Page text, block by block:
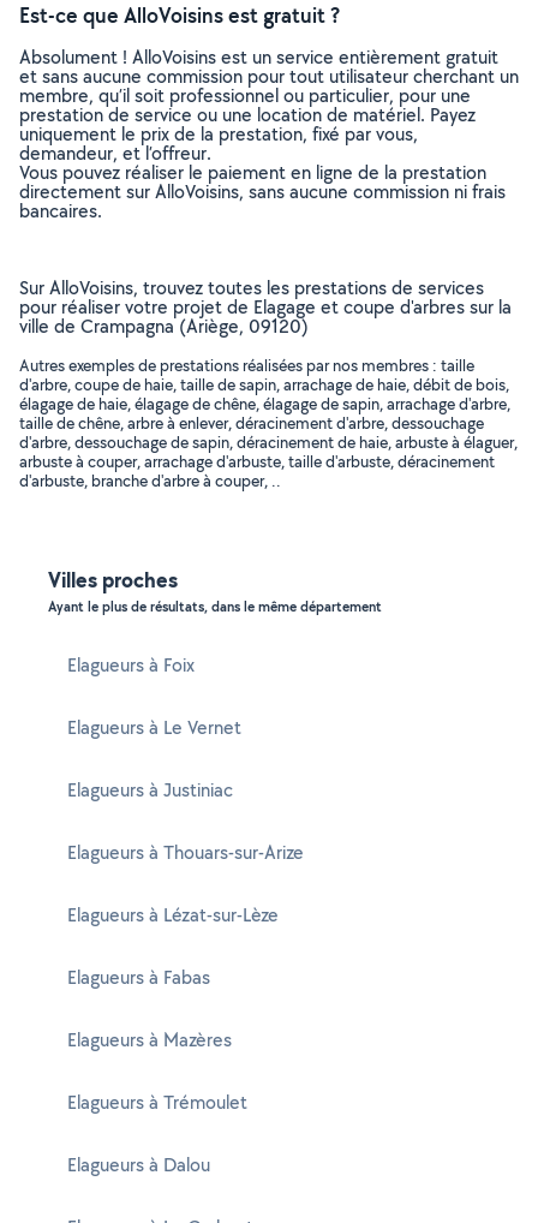
Est-ce que AlloVoisins est gratuit ?
Absolument ! AlloVoisins est un service entièrement gratuit
et sans aucune commission pour tout utilisateur cherchant un
membre, qu’il soit professionnel ou particulier, pour une
prestation de service ou une location de matériel. Payez
uniquement le prix de la prestation, fixé par vous,
demandeur, et l’offreur.
Vous pouvez réaliser le paiement en ligne de la prestation
directement sur AlloVoisins, sans aucune commission ni frais
bancaires.
Sur AlloVoisins, trouvez toutes les prestations de services
pour réaliser votre projet de Elagage et coupe d'arbres sur la
ville de Crampagna (Ariège, 09120)
Autres exemples de prestations réalisées par nos membres : taille
d'arbre, coupe de haie, taille de sapin, arrachage de haie, débit de bois,
élagage de haie, élagage de chêne, élagage de sapin, arrachage d'arbre,
taille de chêne, arbre à enlever, déracinement d'arbre, dessouchage
d'arbre, dessouchage de sapin, déracinement de haie, arbuste à élaguer,
arbuste à couper, arrachage d'arbuste, taille d'arbuste, déracinement
d'arbuste, branche d'arbre à couper, ..
Villes proches
Ayant le plus de résultats, dans le même département
Elagueurs à Foix
Elagueurs à Le Vernet
Elagueurs à Justiniac
Elagueurs à Thouars-sur-Arize
Elagueurs à Lézat-sur-Lèze
Elagueurs à Fabas
Elagueurs à Mazères
Elagueurs à Trémoulet
Elagueurs à Dalou